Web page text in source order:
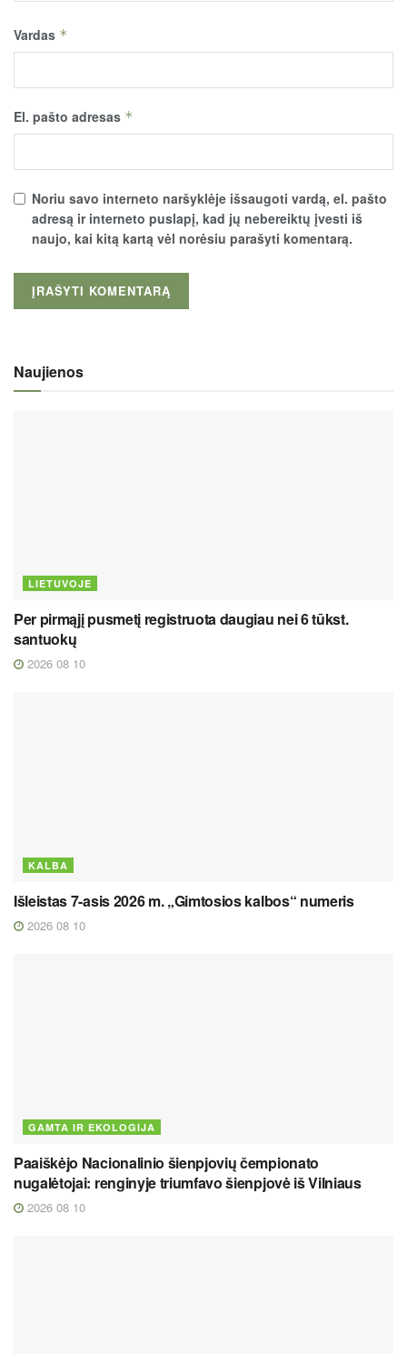
Vardas *
El. pašto adresas *
Noriu savo interneto naršyklėje išsaugoti vardą, el. pašto
adresą ir interneto puslapį, kad jų nebereiktų įvesti iš
naujo, kai kitą kartą vėl norėsiu parašyti komentarą.
Naujienos
LIETUVOJE
Per pirmąjį pusmetį registruota daugiau nei 6 tūkst.
santuokų
2026 08 10
KALBA
Išleistas 7-asis 2026 m. „Gimtosios kalbos“ numeris
2026 08 10
GAMTA IR EKOLOGIJA
Paaiškėjo Nacionalinio šienpjovių čempionato
nugalėtojai: renginyje triumfavo šienpjovė iš Vilniaus
2026 08 10